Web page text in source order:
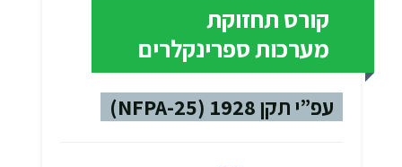
קורס תחזוקת
מערכות ספרינקלרים
עפ”י תקן 1928 (NFPA-25)